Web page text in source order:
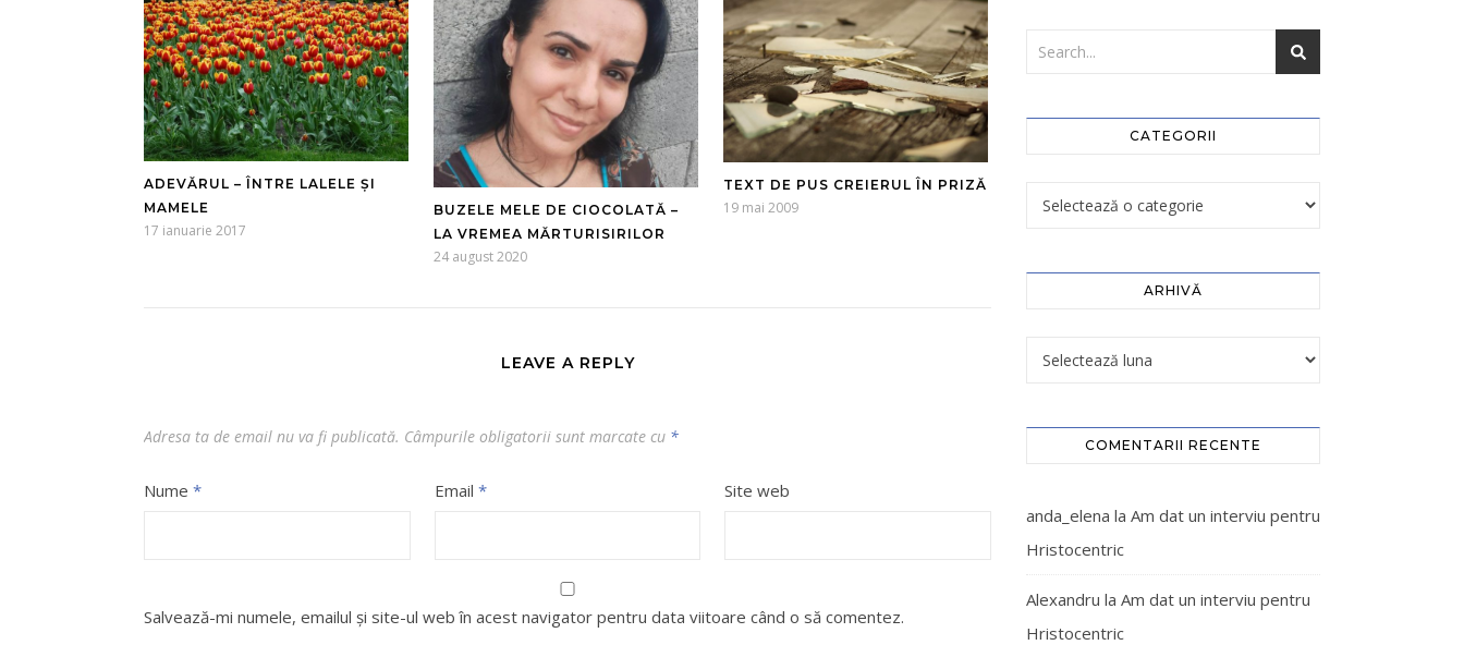
ADEVĂRUL – ÎNTRE LALELE ȘI
MAMELE
17 ianuarie 2017
BUZELE MELE DE CIOCOLATĂ –
LA VREMEA MĂRTURISIRILOR
24 august 2020
TEXT DE PUS CREIERUL ÎN PRIZĂ
19 mai 2009
LEAVE A REPLY
Adresa ta de email nu va fi publicată. Câmpurile obligatorii sunt marcate cu *
Nume * Email * Site web
Salvează-mi numele, emailul și site-ul web în acest navigator pentru data viitoare când o să comentez.
CATEGORII
ARHIVĂ
COMENTARII RECENTE
anda_elena la Am dat un interviu pentru
Hristocentric
Alexandru la Am dat un interviu pentru
Hristocentric